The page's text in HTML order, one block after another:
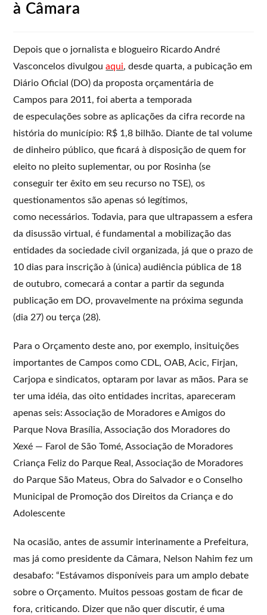
à Câmara
Depois que o jornalista e blogueiro Ricardo André
Vasconcelos divulgouaqui, desde quarta, a pubicação em
Diário Oficial (DO) da proposta orçamentária de
Campos para 2011, foi aberta a temporada
de especulações sobre as aplicações da cifra recorde na
história do município: R$ 1,8 bilhão. Diante de tal volume
de dinheiro público, que ficará à disposição de quem for
eleito no pleito suplementar, ou por Rosinha (se
conseguir ter êxito em seu recurso no TSE), os
questionamentos são apenas só legítimos,
como necessários. Todavia, para que ultrapassem a esfera
da disussão virtual, é fundamental a mobilização das
entidades da sociedade civil organizada, já que o prazo de
10 dias para inscrição à (única) audiência pública de 18
de outubro, comecará a contar a partir da segunda
publicação em DO, provavelmente na próxima segunda
(dia 27) ou terça (28).
Para o Orçamento deste ano, por exemplo, insituições
importantes de Campos como CDL, OAB, Acic, Firjan,
Carjopa e sindicatos, optaram por lavar as mãos. Para se
ter uma idéia, das oito entidades incritas, apareceram
apenas seis: Associação de Moradores e Amigos do
Parque Nova Brasília, Associação dos Moradores do
Xexé — Farol de São Tomé, Associação de Moradores
Criança Feliz do Parque Real, Associação de Moradores
do Parque São Mateus, Obra do Salvador e o Conselho
Municipal de Promoção dos Direitos da Criança e do
Adolescente
Na ocasião, antes de assumir interinamente a Prefeitura,
mas já como presidente da Câmara, Nelson Nahim fez um
desabafo: “Estávamos disponíveis para um amplo debate
sobre o Orçamento. Muitos pessoas gostam de ficar de
fora, criticando. Dizer que não quer discutir, é uma